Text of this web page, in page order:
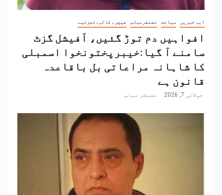
اہم خبریں سیاحت غضنفرعباس فیچر، کالم،تجزئیے
افواہیں دم توڑ گئیں، آفیشل گزٹ
سامنے آ گیا:خیبرپختونخوا اسمبلی
کا شاہانہ مراعاتی بل باقاعدہ
قانون ہے
جولائی 7, 2026 غضنفر عباس